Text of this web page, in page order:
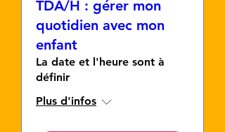
TDA/H : gérer mon
quotidien avec mon
enfant
La date et l'heure sont à
définir
Plus d'infos